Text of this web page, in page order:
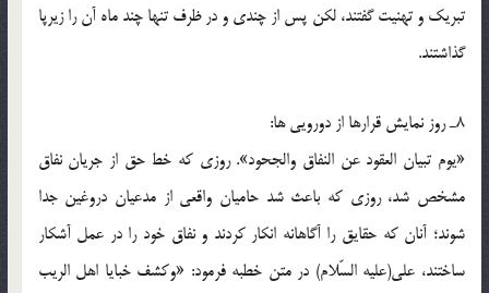
تبريك و تهنيت گفتند، لكن پس از چندى و در ظرف تنها چند ماه آن را زيرپا
گذاشتند.
8ـ روز نمايش قرارها از دورويى ها:
«يوم تبيان العقود عن النفاق والجحود». روزى كه خط حق از جريان نفاق
مشخص شد، روزى كه باعث شد حاميان واقعى از مدعيان دروغين جدا
شوند؛ آنان كه حقايق را آگاهانه انكار كردند و نفاق خود را در عمل آشكار
ساختند، على(علیه السّلام) در متن خطبه فرمود: «وكشف خبايا اهل الريب